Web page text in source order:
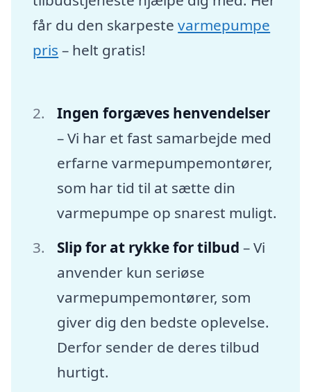
får du den skarpestevarmepumpe
pris – helt gratis!
Ingen forgæves henvendelser
– Vi har et fast samarbejde med
erfarne varmepumpemontører,
som har tid til at sætte din
varmepumpe op snarest muligt.
Slip for at rykke for tilbud – Vi
anvender kun seriøse
varmepumpemontører, som
giver dig den bedste oplevelse.
Derfor sender de deres tilbud
hurtigt.